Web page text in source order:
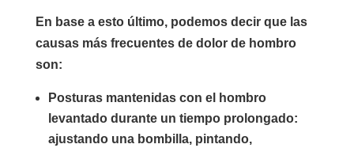
En base a esto último, podemos decir que las
causas más frecuentes de dolor de hombro
son:
Posturas mantenidas con el hombro
levantado durante un tiempo prolongado:
ajustando una bombilla, pintando,